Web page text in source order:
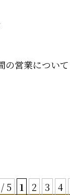
の営業について
5
1 2 3 4